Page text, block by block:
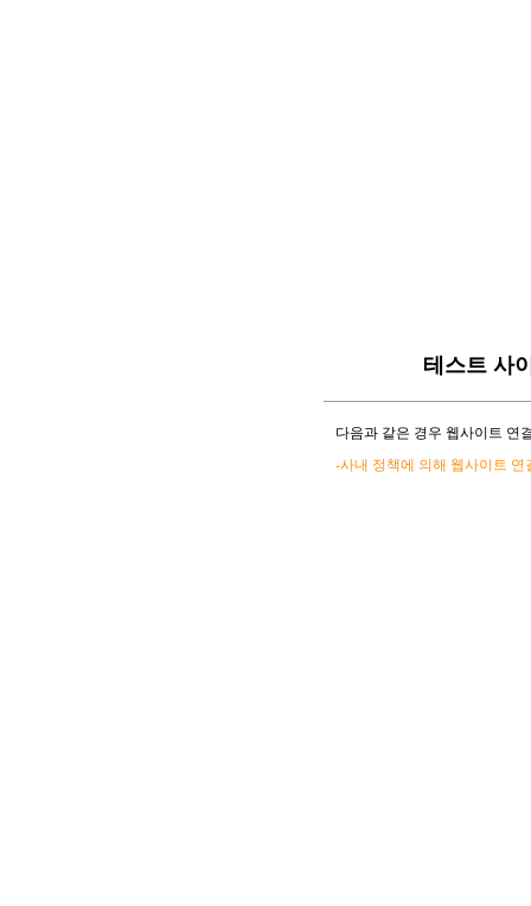
테스트 사
다음과 같은 경우 웹사이트 연
-사내 정책에 의해 웹사이트